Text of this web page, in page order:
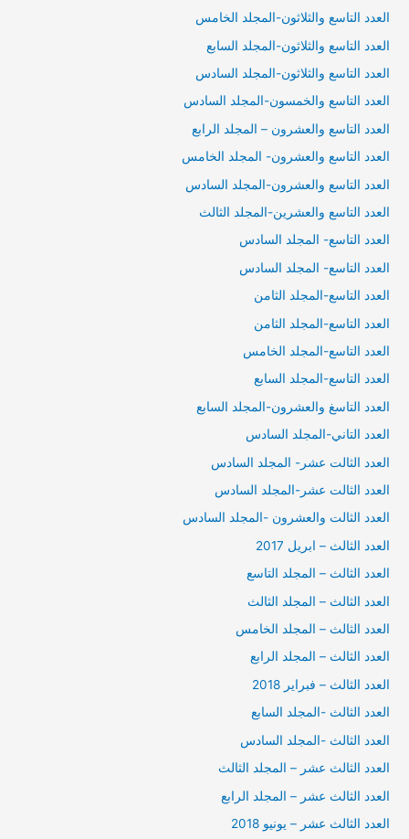
العدد التاسع والثلاثون-المجلد الخامس
العدد التاسع والثلاثون-المجلد السابع
العدد التاسع والثلاثون-المجلد السادس
العدد التاسع والخمسون-المجلد السادس
العدد التاسع والعشرون – المجلد الرابع
العدد التاسع والعشرون- المجلد الخامس
العدد التاسع والعشرون-المجلد السادس
العدد التاسع والعشرين-المجلد الثالث
العدد التاسع- المجلد السادس
العدد التاسع- المجلد السادس
العدد التاسع-المجلد الثامن
العدد التاسع-المجلد الثامن
العدد التاسع-المجلد الخامس
العدد التاسع-المجلد السابع
العدد التاسغ والعشرون-المجلد السابع
العدد التاني-المجلد السادس
العدد الثالت عشر- المجلد السادس
العدد الثالت عشر-المجلد السادس
العدد الثالت والعشرون -المجلد السادس
العدد الثالث – ابريل 2017
العدد الثالث – المجلد التاسع
العدد الثالث – المجلد الثالث
العدد الثالث – المجلد الخامس
العدد الثالث – المجلد الرابع
العدد الثالث – فبراير 2018
العدد الثالث -المجلد السابع
العدد الثالث -المجلد السادس
العدد الثالث عشر – المجلد الثالث
العدد الثالث عشر – المجلد الرابع
العدد الثالث عشر – يونيو 2018